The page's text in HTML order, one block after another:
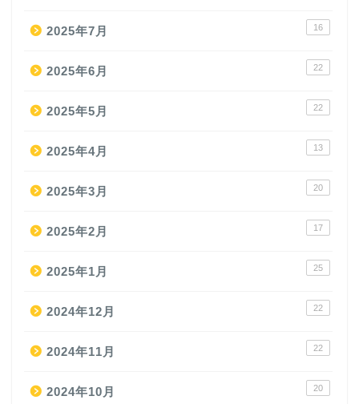
2025年7月 16
2025年6月 22
2025年5月 22
2025年4月 13
2025年3月 20
2025年2月 17
2025年1月 25
2024年12月 22
2024年11月 22
2024年10月 20